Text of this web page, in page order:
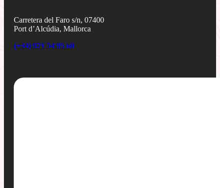
Carretera del Faro s/n, 07400
Port d’Alcúdia, Mallorca
(+34) 971 54 95 60